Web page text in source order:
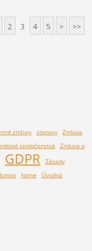
2 3 4 5 > >>
zmluvy stanovy Zmluva
spoločenstvá
Zmluva o
GDPR
Zásady
home
Úvodná